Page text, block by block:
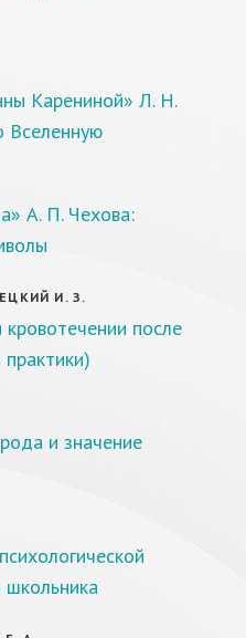
Карениной» Л. Н.
Вселенную
А. П. Чехова:
И. З.
кровотечении после
и значение